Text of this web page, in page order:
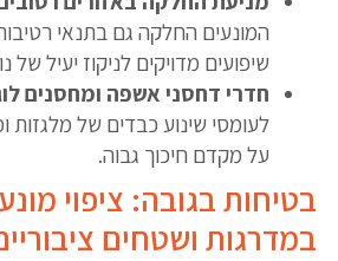
המונעים החלקה גם בתנאי
שיפועים מדויקים לניקוז יעיל של
חדרי דחסני אשפה ומחסנים
לעומסי שינוע כבדים של מלגזות
על מקדם חיכוך גבוה.
בטיחות בגובה: ציפוי
במדרגות ושטחים